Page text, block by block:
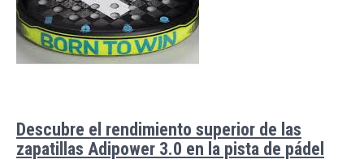
Descubre el rendimiento superior de las
zapatillas Adipower 3.0 en la pista de pádel